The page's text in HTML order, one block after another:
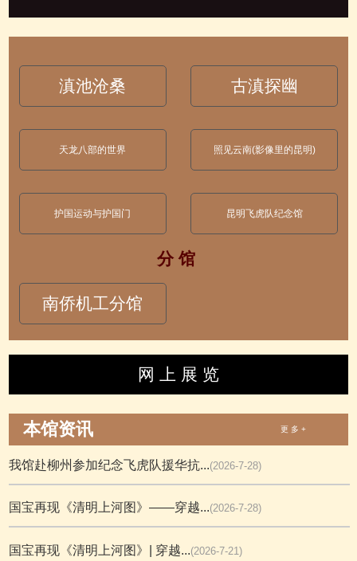
滇池沧桑 古滇探幽
天龙八部的世界 照见云南(影像里的昆明)
护国运动与护国门 昆明飞虎队纪念馆
分 馆
南侨机工分馆
网 上 展 览
本馆资讯 更 多 +
我馆赴柳州参加纪念飞虎队援华抗...(2026-7-28)
国宝再现《清明上河图》——穿越...(2026-7-28)
国宝再现《清明上河图》| 穿越...(2026-7-21)